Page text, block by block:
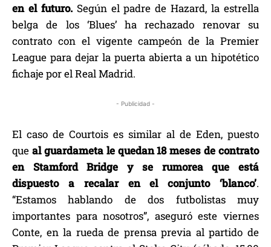
en el futuro. Según el padre de Hazard, la estrella
belga de los ‘Blues’ ha rechazado renovar su
contrato con el vigente campeón de la Premier
League para dejar la puerta abierta a un hipotético
fichaje por el Real Madrid.
- Publicidad -
El caso de Courtois es similar al de Eden, puesto
que al guardameta le quedan 18 meses de contrato
en Stamford Bridge y se rumorea que está
dispuesto a recalar en el conjunto ‘blanco’.
“Estamos hablando de dos futbolistas muy
importantes para nosotros”, aseguró este viernes
Conte, en la rueda de prensa previa al partido de